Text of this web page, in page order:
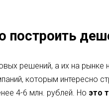
решений, а их на рынке
которым интересно
4-6 млн. рублей. Но это